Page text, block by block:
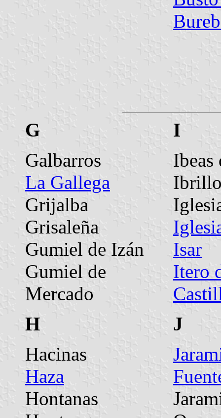
G
Galbarros
La Gallega
Grijalba
Grisaleña
Gumiel de Izán
Gumiel de
Mercado
H
Hacinas
Haza
Hontanas
I
Ibeas
Isar
Itero
J